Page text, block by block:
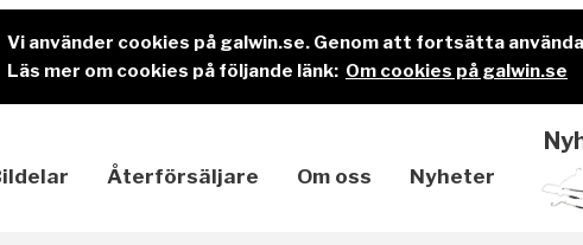
Vi använder cookies på galwin.se. Genom att fortsätta
Läs mer om cookies på följande länk: Om cookies på galwin.se
Återförsäljare Om oss Nyheter